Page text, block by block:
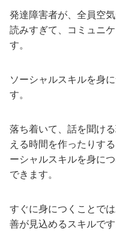
発達障害者が、全員空
読みすぎて、コミュニ
す。
ソーシャルスキルを身
す。
落ち着いて、話を聞け
える時間を作ったりす
ーシャルスキルを身に
できます。
すぐに身につくことで
善が見込めるスキルです